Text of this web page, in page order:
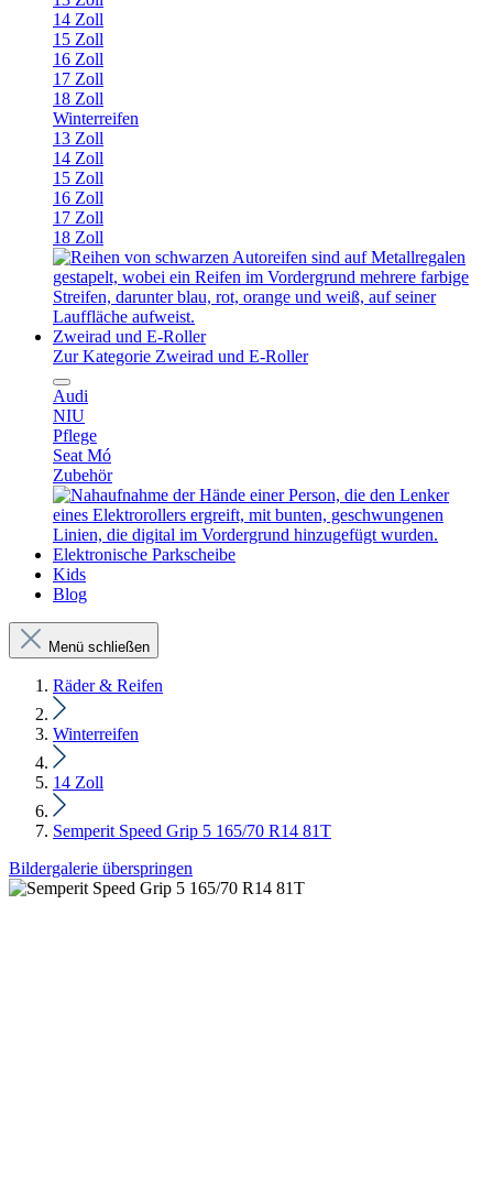
14 Zoll
15 Zoll
16 Zoll
17 Zoll
18 Zoll
Winterreifen
13 Zoll
14 Zoll
15 Zoll
16 Zoll
17 Zoll
18 Zoll
Zweirad und E-Roller
Zur Kategorie Zweirad und E-Roller
Audi
NIU
Pflege
Seat Mó
Zubehör
Elektronische Parkscheibe
Kids
Blog
Menü schließen
Räder & Reifen
Winterreifen
14 Zoll
Semperit Speed Grip 5 165/70 R14 81T
Bildergalerie überspringen